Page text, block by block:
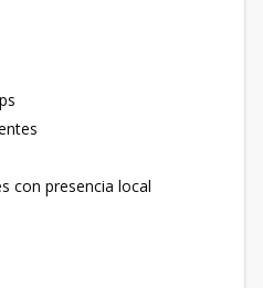
con presencia local